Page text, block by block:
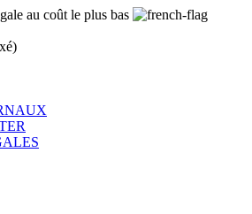
au coût le plus bas